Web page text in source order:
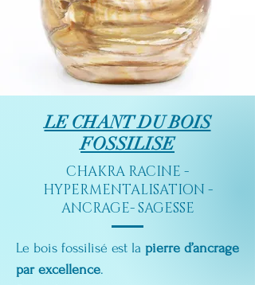
LE CHANT DU BOIS
FOSSILISE
CHAKRA RACINE -
HYPERMENTALISATION -
ANCRAGE- SAGESSE
Le bois fossilisé est la pierre d’ancrage
par excellence.